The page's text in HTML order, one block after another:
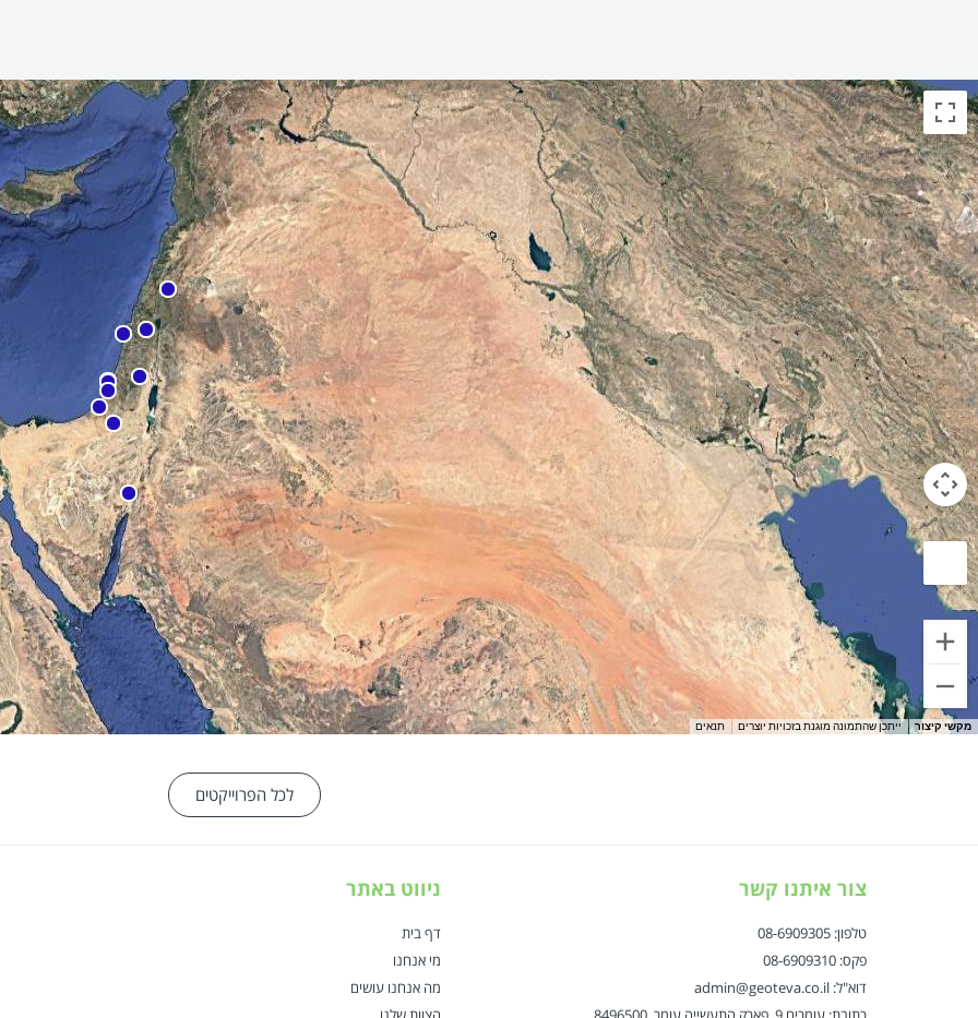
מקשי קיצור ייתכן שהתמונה מוגנת בזכויות יוצרים תנאים
לכל הפרוייקטים
צור איתנו קשר
טלפון: 08-6909305
פקס: 08-6909310
דוא"ל: admin@geoteva.co.il
ניווט באתר
דף בית
מי אנחנו
מה אנחנו עושים